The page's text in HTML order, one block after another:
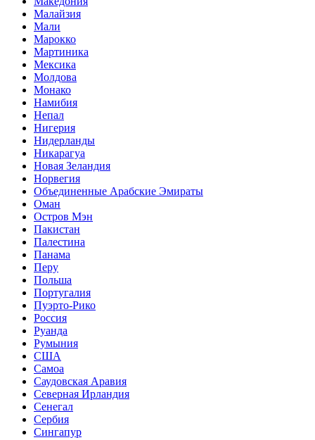
Малайзия
Мали
Марокко
Мартиника
Мексика
Молдова
Монако
Намибия
Непал
Нигерия
Нидерланды
Никарагуа
Новая Зеландия
Норвегия
Объединенные Арабские Эмираты
Оман
Остров Мэн
Пакистан
Палестина
Панама
Перу
Польша
Португалия
Пуэрто-Рико
Россия
Руанда
Румыния
США
Самоа
Саудовская Аравия
Северная Ирландия
Сенегал
Сербия
Сингапур